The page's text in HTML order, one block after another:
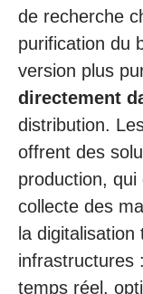
de recherche
purification du
version plus
directement
distribution.
offrent des
production,
collecte des
la
infrastructures
temps réel,